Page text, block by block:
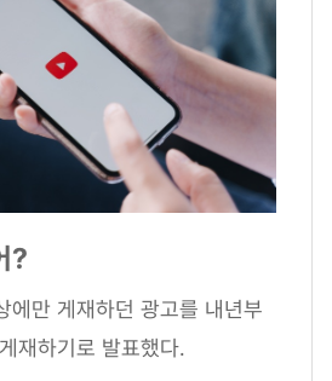
?
에만 게재하던 광고를 내년부
재하기로 발표했다.